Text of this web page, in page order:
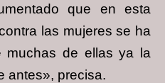
que en esta
las mujeres se ha
muchas de ellas ya la
antes», precisa.